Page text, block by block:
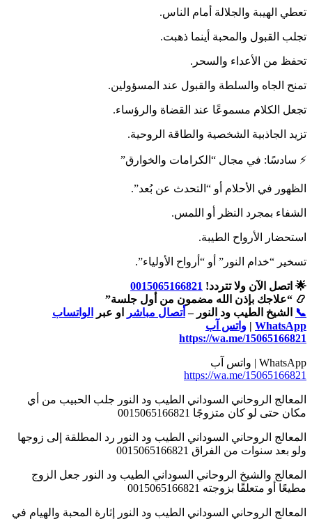
تعطي الهيبة والجلالة أمام الناس.
تجلب القبول والمحبة أينما ذهبت.
تحفظ من الأعداء والسحر.
تمنح الجاه والسلطة والقبول عند المسؤولين.
تجعل الكلام مسموعًا عند القضاة والرؤساء.
تزيد الجاذبية الشخصية والطاقة الروحية.
⚡ سادسًا: في مجال “الكرامات والخوارق”
الظهور في الأحلام أو “التحدث عن بُعد”.
الشفاء بمجرد النظر أو اللمس.
استحضار الأرواح الطيبة.
تسخير “خدام النور” أو “أرواح الأولياء”.
🌟 اتصل الآن ولا تتردد! 0015065166821
📿 “علاجك بإذن الله مضمون من أول جلسة”
📞
الشيخ الطيب ود النور – أتصال مباشر او عبر
الواتساب
WhatsApp
| واتس آب
https://wa.me/15065166821
WhatsApp | واتس آب
https://wa.me/15065166821
المعالج الروحاني السوداني الطيب ود النور جلب الحبيب من أي
مكان حتى لو كان متزوجًا 0015065166821
المعالج الروحاني السوداني الطيب ود النور رد المطلقة إلى زوجها
ولو بعد سنوات من الفراق 0015065166821
المعالج والشيخ الروحاني السوداني الطيب ود النور جعل الزوج
مطيعًا أو متعلقًا بزوجته 0015065166821
المعالج الروحاني السوداني الطيب ود النور إثارة المحبة والهيام في